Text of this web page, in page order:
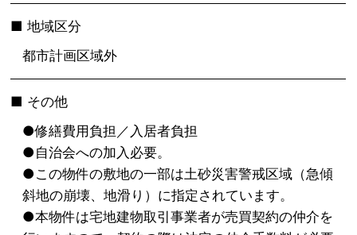
地域区分
都市計画区域外
その他
●修繕費用負担／入居者負担
●自治会への加入必要。
●この物件の敷地の一部は土砂災害警戒区域（急傾
斜地の崩壊、地滑り）に指定されています。
●本物件は宅地建物取引事業者が売買契約の仲介を